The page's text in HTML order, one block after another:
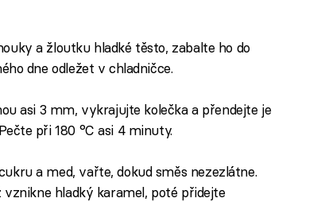
a žloutku hladké těsto, zabalte ho do
dne odležet v chladničce.
asi 3 mm, vykrajujte kolečka a přendejte je
při 180 °C asi 4 minuty.
a med, vařte, dokud směs nezezlátne.
hladký karamel, poté přidejte